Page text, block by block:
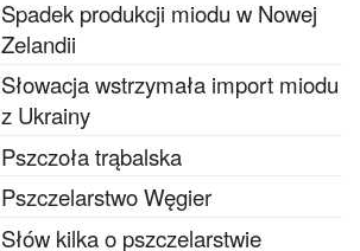
Spadek produkcji miodu w Nowej
Zelandii
Słowacja wstrzymała import miodu
z Ukrainy
Pszczoła trąbalska
Pszczelarstwo Węgier
Słów kilka o pszczelarstwie